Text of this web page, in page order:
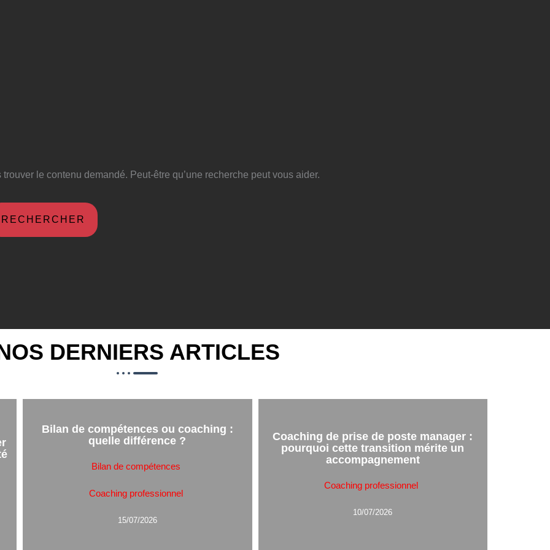
le contenu demandé. Peut-être qu’une recherche peut vous aider.
DERNIERS ARTICLES
Bilan de compétences ou coaching :
quelle différence ?
Bilan de compétences
Coaching professionnel
15/07/2026
Coaching de prise de poste manager :
pourquoi cette transition mérite un
accompagnement
Coaching professionnel
10/07/2026